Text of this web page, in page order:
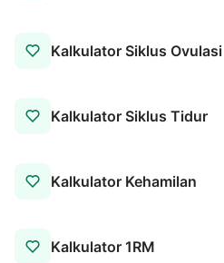
Kalkulator Siklus Ovulasi
Kalkulator Siklus Tidur
Kalkulator Kehamilan
Kalkulator 1RM